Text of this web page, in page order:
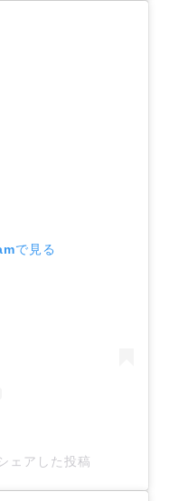
で見る
ェアした投稿